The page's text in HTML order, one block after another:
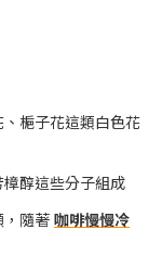
梔子花這類白色花
醇這些分子組成
隨著 咖啡慢慢冷